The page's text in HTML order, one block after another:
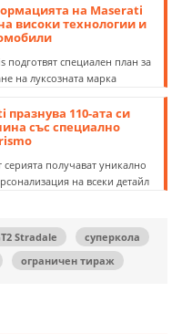
на Maserati
високи технологии и
подготвят специален план за
на луксозната марка
празнува 110-ата си
със специално
серията получават уникално
на всеки детайл
Stradale
суперкола
ограничен тираж